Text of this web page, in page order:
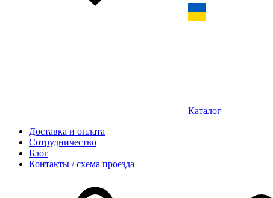
Каталог
Доставка и оплата
Сотрудничество
Блог
Контакты / схема проезда